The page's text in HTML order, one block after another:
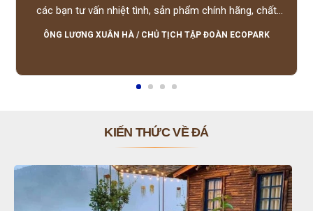
các bạn tư vấn nhiệt tình, sản phẩm chính hãng, chất
lượng tốt, giá hợp lý, hỗ trợ tận tình.
ÔNG LƯƠNG XUÂN HÀ / CHỦ TỊCH TẬP ĐOÀN ECOPARK
KIẾN THỨC VỀ ĐÁ